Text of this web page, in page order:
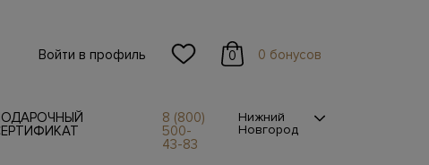
Войти в профиль 0 0 бонусов
8 (800)
500-
43-83
Нижний
Новгород